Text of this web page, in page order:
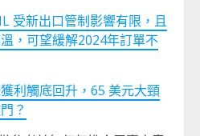
受新出口管制影響有限，且
，可望緩解2024年訂單不
利觸底回升，65 美元大頸
？